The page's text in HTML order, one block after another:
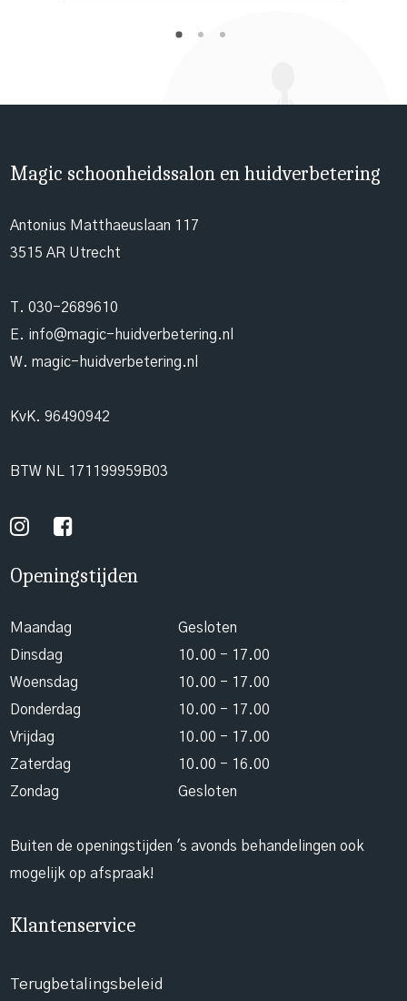
Magic schoonheidssalon en huidverbetering
Antonius Matthaeuslaan 117
3515 AR Utrecht
T. 030-2689610
E. info@magic-huidverbetering.nl
W. magic-huidverbetering.nl
KvK. 96490942
BTW NL 171199959B03
Openingstijden
Maandag
Gesloten
Dinsdag
10.00 - 17.00
Woensdag
10.00 - 17.00
Donderdag
10.00 - 17.00
Vrijdag
10.00 - 17.00
Zaterdag
10.00 - 16.00
Zondag
Gesloten
Buiten de openingstijden 's avonds behandelingen ook
mogelijk op afspraak!
Klantenservice
Terugbetalingsbeleid